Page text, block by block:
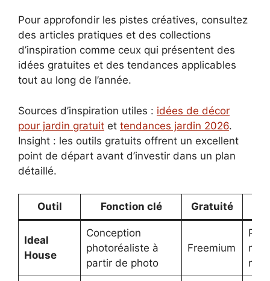
Pour approfondir les pistes créatives, consultez
des articles pratiques et des collections
d’inspiration comme ceux qui présentent des
idées gratuites et des tendances applicables
tout au long de l’année.
Sources d’inspiration utiles : idées de décor
pour jardin gratuit et tendances jardin 2026.
Insight : les outils gratuits offrent un excellent
point de départ avant d’investir dans un plan
détaillé.
Outil Fonction clé Gratuité
Ideal
House
Conception
photoréaliste à
partir de photo
Freemium